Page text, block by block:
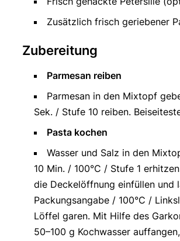
Zusätzlich frisch geriebener
Zubereitung
Parmesan reiben
Parmesan in den Mixtopf
Sek. / Stufe 10 reiben.
Pasta kochen
Wasser und Salz in den
10 Min. / 100°C / Stufe 1
die Deckelöffnung einfüllen und
Packungsangabe / 100°C /
Löffel garen. Mit Hilfe des
50–100 g Kochwasser